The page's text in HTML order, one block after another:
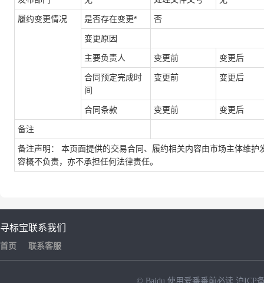
履约变更情况 是否存在变更* 否
变更原因
主要负责人 变更前 变更后
合同预定完成时
间
变更前 变更后
合同条款 变更前 变更后
备注
备注声明： 本页面提供的交易合同、履约相关内容由市场主体维
容概不负责，亦不承担任何法律责任。
寻标宝
首页
联系我们
联系客服
© Baidu 使用爱番番前必读 沪ICP